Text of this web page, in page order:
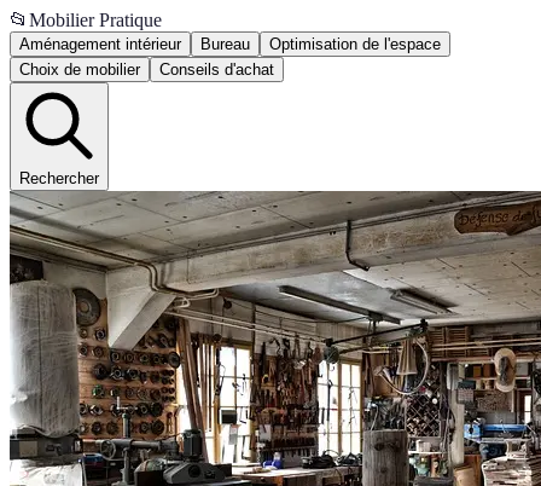
📂 Mobilier Pratique
Aménagement intérieur Bureau
Optimisation de l'espace
Choix de mobilier
Conseils d'achat
Rechercher